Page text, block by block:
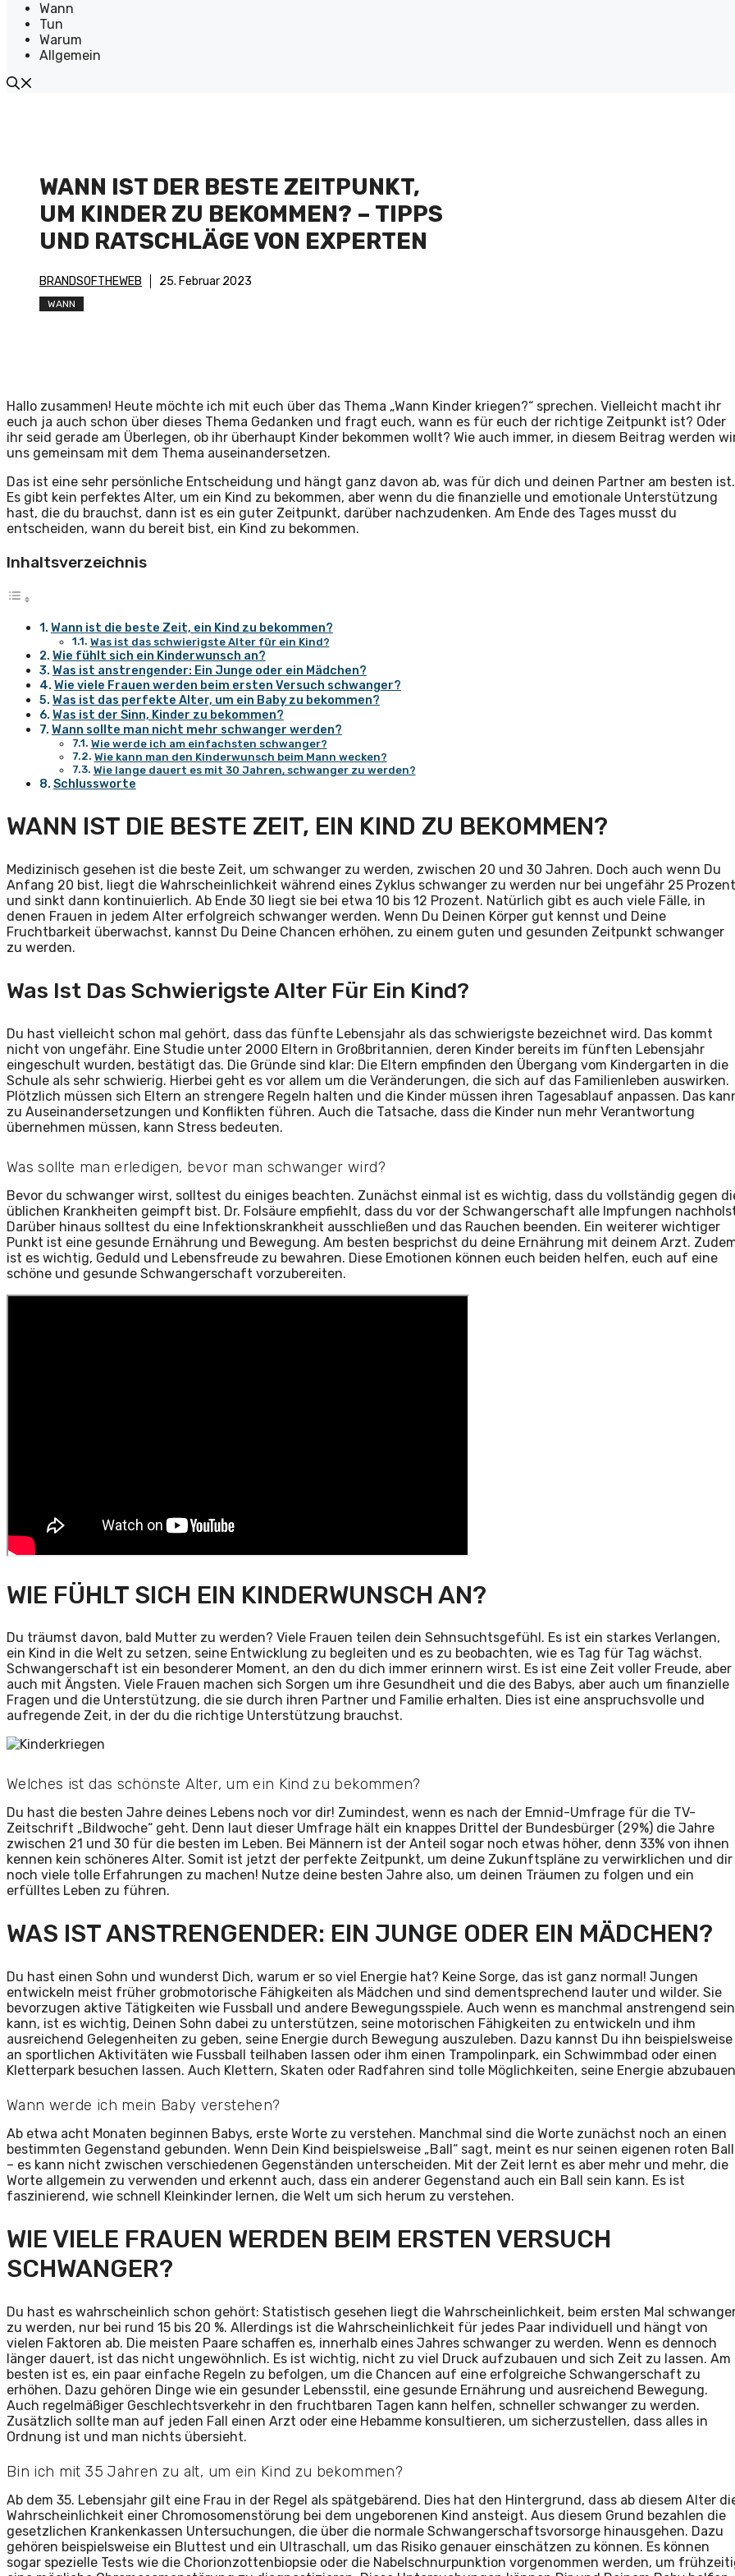
Wann
Tun
Warum
Allgemein
WANN IST DER BESTE ZEITPUNKT,
UM KINDER ZU BEKOMMEN? – TIPPS
UND RATSCHLÄGE VON EXPERTEN
BRANDSOFTHEWEB 25. Februar 2023
WANN
Hallo zusammen! Heute möchte ich mit euch über das Thema „Wann Kinder kriegen?“ sprechen. Vielleicht macht ihr
euch ja auch schon über dieses Thema Gedanken und fragt euch, wann es für euch der richtige Zeitpunkt ist? Oder
ihr seid gerade am Überlegen, ob ihr überhaupt Kinder bekommen wollt? Wie auch immer, in diesem Beitrag werden
uns gemeinsam mit dem Thema auseinandersetzen.
Das ist eine sehr persönliche Entscheidung und hängt ganz davon ab, was für dich und deinen Partner am besten ist.
Es gibt kein perfektes Alter, um ein Kind zu bekommen, aber wenn du die finanzielle und emotionale Unterstützung
hast, die du brauchst, dann ist es ein guter Zeitpunkt, darüber nachzudenken. Am Ende des Tages musst du
entscheiden, wann du bereit bist, ein Kind zu bekommen.
Inhaltsverzeichnis
Wann ist die beste Zeit, ein Kind zu bekommen?
Was ist das schwierigste Alter für ein Kind?
Wie fühlt sich ein Kinderwunsch an?
Was ist anstrengender: Ein Junge oder ein Mädchen?
Wie viele Frauen werden beim ersten Versuch schwanger?
Was ist das perfekte Alter, um ein Baby zu bekommen?
Was ist der Sinn, Kinder zu bekommen?
Wann sollte man nicht mehr schwanger werden?
Wie werde ich am einfachsten schwanger?
Wie kann man den Kinderwunsch beim Mann wecken?
Wie lange dauert es mit 30 Jahren, schwanger zu werden?
Schlussworte
WANN IST DIE BESTE ZEIT, EIN KIND ZU BEKOMMEN?
Medizinisch gesehen ist die beste Zeit, um schwanger zu werden, zwischen 20 und 30 Jahren. Doch auch wenn Du
Anfang 20 bist, liegt die Wahrscheinlichkeit während eines Zyklus schwanger zu werden nur bei ungefähr 25 Prozent
und sinkt dann kontinuierlich. Ab Ende 30 liegt sie bei etwa 10 bis 12 Prozent. Natürlich gibt es auch viele Fälle, in
denen Frauen in jedem Alter erfolgreich schwanger werden. Wenn Du Deinen Körper gut kennst und Deine
Fruchtbarkeit überwachst, kannst Du Deine Chancen erhöhen, zu einem guten und gesunden Zeitpunkt schwanger
zu werden.
Was Ist Das Schwierigste Alter Für Ein Kind?
Du hast vielleicht schon mal gehört, dass das fünfte Lebensjahr als das schwierigste bezeichnet wird. Das kommt
nicht von ungefähr. Eine Studie unter 2000 Eltern in Großbritannien, deren Kinder bereits im fünften Lebensjahr
eingeschult wurden, bestätigt das. Die Gründe sind klar: Die Eltern empfinden den Übergang vom Kindergarten in die
Schule als sehr schwierig. Hierbei geht es vor allem um die Veränderungen, die sich auf das Familienleben auswirken.
Plötzlich müssen sich Eltern an strengere Regeln halten und die Kinder müssen ihren Tagesablauf anpassen. Das
zu Auseinandersetzungen und Konflikten führen. Auch die Tatsache, dass die Kinder nun mehr Verantwortung
übernehmen müssen, kann Stress bedeuten.
Was sollte man erledigen, bevor man schwanger wird?
Bevor du schwanger wirst, solltest du einiges beachten. Zunächst einmal ist es wichtig, dass du vollständig gegen
üblichen Krankheiten geimpft bist. Dr. Folsäure empfiehlt, dass du vor der Schwangerschaft alle Impfungen
Darüber hinaus solltest du eine Infektionskrankheit ausschließen und das Rauchen beenden. Ein weiterer wichtiger
Punkt ist eine gesunde Ernährung und Bewegung. Am besten besprichst du deine Ernährung mit deinem Arzt.
ist es wichtig, Geduld und Lebensfreude zu bewahren. Diese Emotionen können euch beiden helfen, euch auf eine
schöne und gesunde Schwangerschaft vorzubereiten.
WIE FÜHLT SICH EIN KINDERWUNSCH AN?
Du träumst davon, bald Mutter zu werden? Viele Frauen teilen dein Sehnsuchtsgefühl. Es ist ein starkes Verlangen,
ein Kind in die Welt zu setzen, seine Entwicklung zu begleiten und es zu beobachten, wie es Tag für Tag wächst.
Schwangerschaft ist ein besonderer Moment, an den du dich immer erinnern wirst. Es ist eine Zeit voller Freude, aber
auch mit Ängsten. Viele Frauen machen sich Sorgen um ihre Gesundheit und die des Babys, aber auch um finanzielle
Fragen und die Unterstützung, die sie durch ihren Partner und Familie erhalten. Dies ist eine anspruchsvolle und
aufregende Zeit, in der du die richtige Unterstützung brauchst.
Welches ist das schönste Alter, um ein Kind zu bekommen?
Du hast die besten Jahre deines Lebens noch vor dir! Zumindest, wenn es nach der Emnid-Umfrage für die TV-
Zeitschrift „Bildwoche“ geht. Denn laut dieser Umfrage hält ein knappes Drittel der Bundesbürger (29%) die Jahre
zwischen 21 und 30 für die besten im Leben. Bei Männern ist der Anteil sogar noch etwas höher, denn 33% von ihnen
kennen kein schöneres Alter. Somit ist jetzt der perfekte Zeitpunkt, um deine Zukunftspläne zu verwirklichen und dir
noch viele tolle Erfahrungen zu machen! Nutze deine besten Jahre also, um deinen Träumen zu folgen und ein
erfülltes Leben zu führen.
WAS IST ANSTRENGENDER: EIN JUNGE ODER EIN MÄDCHEN?
Du hast einen Sohn und wunderst Dich, warum er so viel Energie hat? Keine Sorge, das ist ganz normal! Jungen
entwickeln meist früher grobmotorische Fähigkeiten als Mädchen und sind dementsprechend lauter und wilder. Sie
bevorzugen aktive Tätigkeiten wie Fussball und andere Bewegungsspiele. Auch wenn es manchmal anstrengend sein
kann, ist es wichtig, Deinen Sohn dabei zu unterstützen, seine motorischen Fähigkeiten zu entwickeln und ihm
ausreichend Gelegenheiten zu geben, seine Energie durch Bewegung auszuleben. Dazu kannst Du ihn beispielsweise
an sportlichen Aktivitäten wie Fussball teilhaben lassen oder ihm einen Trampolinpark, ein Schwimmbad oder einen
Kletterpark besuchen lassen. Auch Klettern, Skaten oder Radfahren sind tolle Möglichkeiten, seine Energie
Wann werde ich mein Baby verstehen?
Ab etwa acht Monaten beginnen Babys, erste Worte zu verstehen. Manchmal sind die Worte zunächst noch an einen
bestimmten Gegenstand gebunden. Wenn Dein Kind beispielsweise „Ball“ sagt, meint es nur seinen eigenen roten Ball
– es kann nicht zwischen verschiedenen Gegenständen unterscheiden. Mit der Zeit lernt es aber mehr und mehr, die
Worte allgemein zu verwenden und erkennt auch, dass ein anderer Gegenstand auch ein Ball sein kann. Es ist
faszinierend, wie schnell Kleinkinder lernen, die Welt um sich herum zu verstehen.
WIE VIELE FRAUEN WERDEN BEIM ERSTEN VERSUCH
SCHWANGER?
Du hast es wahrscheinlich schon gehört: Statistisch gesehen liegt die Wahrscheinlichkeit, beim ersten Mal
zu werden, nur bei rund 15 bis 20 %. Allerdings ist die Wahrscheinlichkeit für jedes Paar individuell und hängt von
vielen Faktoren ab. Die meisten Paare schaffen es, innerhalb eines Jahres schwanger zu werden. Wenn es dennoch
länger dauert, ist das nicht ungewöhnlich. Es ist wichtig, nicht zu viel Druck aufzubauen und sich Zeit zu lassen. Am
besten ist es, ein paar einfache Regeln zu befolgen, um die Chancen auf eine erfolgreiche Schwangerschaft zu
erhöhen. Dazu gehören Dinge wie ein gesunder Lebensstil, eine gesunde Ernährung und ausreichend Bewegung.
Auch regelmäßiger Geschlechtsverkehr in den fruchtbaren Tagen kann helfen, schneller schwanger zu werden.
Zusätzlich sollte man auf jeden Fall einen Arzt oder eine Hebamme konsultieren, um sicherzustellen, dass alles in
Ordnung ist und man nichts übersieht.
Bin ich mit 35 Jahren zu alt, um ein Kind zu bekommen?
Ab dem 35. Lebensjahr gilt eine Frau in der Regel als spätgebärend. Dies hat den Hintergrund, dass ab diesem Alter
Wahrscheinlichkeit einer Chromosomenstörung bei dem ungeborenen Kind ansteigt. Aus diesem Grund bezahlen die
gesetzlichen Krankenkassen Untersuchungen, die über die normale Schwangerschaftsvorsorge hinausgehen. Dazu
gehören beispielsweise ein Bluttest und ein Ultraschall, um das Risiko genauer einschätzen zu können. Es können
sogar spezielle Tests wie die Chorionzottenbiopsie oder die Nabelschnurpunktion vorgenommen werden, um